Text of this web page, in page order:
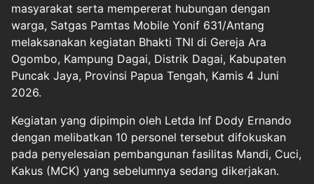
masyarakat serta mempererat hubungan dengan
warga, Satgas Pamtas Mobile Yonif 631/Antang
melaksanakan kegiatan Bhakti TNI di Gereja Ara
Ogombo, Kampung Dagai, Distrik Dagai, Kabupaten
Puncak Jaya, Provinsi Papua Tengah, Kamis 4 Juni
2026.
Kegiatan yang dipimpin oleh Letda Inf Dody Ernando
dengan melibatkan 10 personel tersebut difokuskan
pada penyelesaian pembangunan fasilitas Mandi, Cuci,
Kakus (MCK) yang sebelumnya sedang dikerjakan.